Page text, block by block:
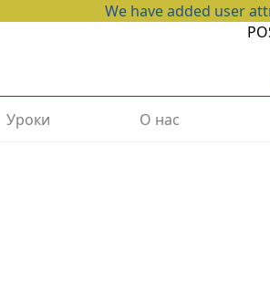
We have added user
Уроки О нас